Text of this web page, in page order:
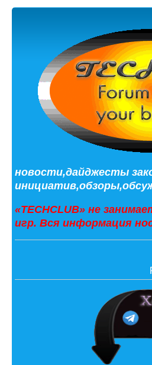
новости,дайджесты
«TECHCLUB» не
игр. Вся информация